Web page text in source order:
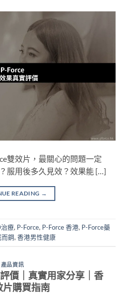
雙效片，最關心的問題一定
服用後多久見效？效果能 […]
READING →
療, P-Force, P-Force 香港, P-Force藥
鋼, 香港男性健康
產品資訊
價｜真實用家分享｜香
片購買指南